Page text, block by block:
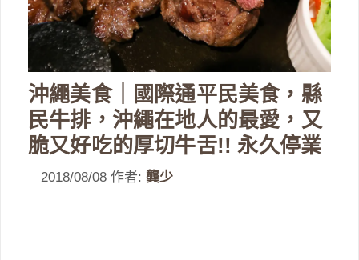
沖繩美食｜國際通平民美食，縣
民牛排，沖繩在地人的最愛，又
脆又好吃的厚切牛舌!! 永久停業
2018/08/08 作者: 龔少